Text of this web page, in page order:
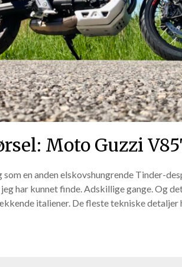
Moto Guzzi
som en anden elskovshungrende Tinder-
har kunnet finde. Adskillige gange. Og
italiener. De fleste tekniske detaljer